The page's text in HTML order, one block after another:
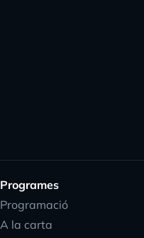
Programes
Programació
A la carta